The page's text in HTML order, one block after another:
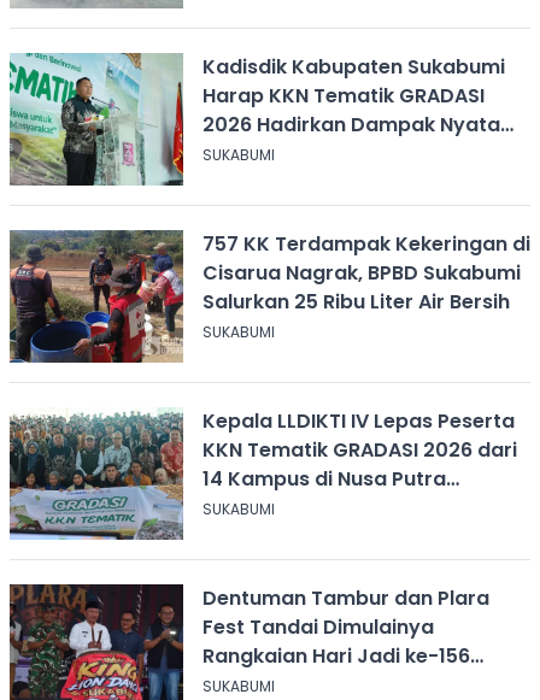
Kadisdik Kabupaten Sukabumi
Harap KKN Tematik GRADASI
2026 Hadirkan Dampak Nyata
bagi Masyarakat
SUKABUMI
757 KK Terdampak Kekeringan di
Cisarua Nagrak, BPBD Sukabumi
Salurkan 25 Ribu Liter Air Bersih
SUKABUMI
Kepala LLDIKTI IV Lepas Peserta
KKN Tematik GRADASI 2026 dari
14 Kampus di Nusa Putra
University
SUKABUMI
Dentuman Tambur dan Plara
Fest Tandai Dimulainya
Rangkaian Hari Jadi ke-156
Kabupaten Sukabumi
SUKABUMI